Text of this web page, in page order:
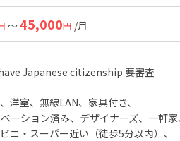
～45,000円 /月
Japanese citizenship 要審査
洋室 無線LAN
家具付き
ーション済み
デザイナーズ
一軒家
ニ・スーパー近い（徒歩5分以内）